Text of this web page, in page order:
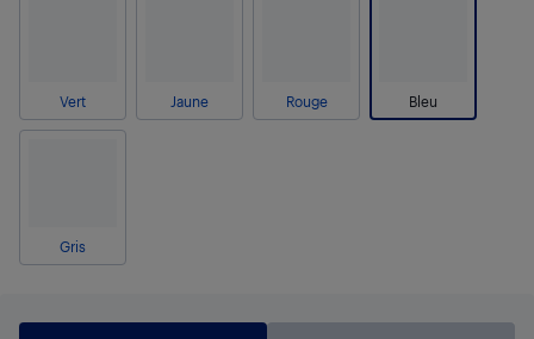
Vert Jaune Rouge Bleu
Gris